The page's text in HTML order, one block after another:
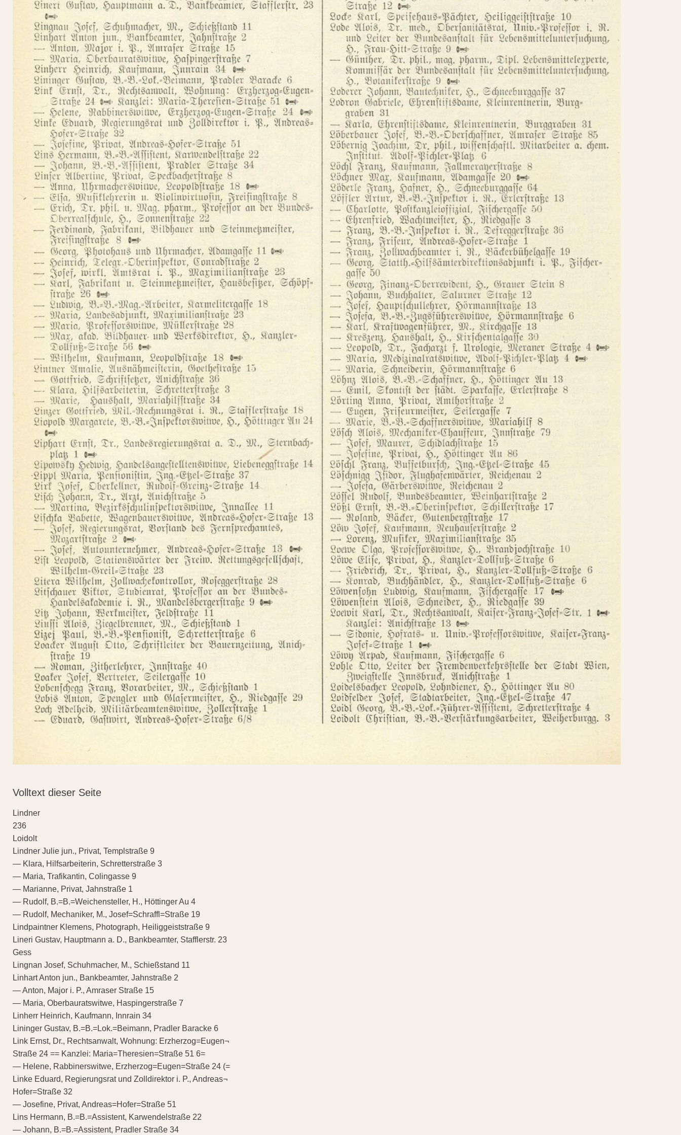
Volltext dieser Seite
Lindner
236
Loidolt
Lindner Julie jun., Privat, Templstraße 9
— Klara, Hilfsarbeiterin, Schretterstraße 3
— Maria, Trafikantin, Colingasse 9
— Marianne, Privat, Jahnstraße 1
— Rudolf, B.=B.=Weichensteller, H., Höttinger Au 4
— Rudolf, Mechaniker, M., Josef=Schraffl=Straße 19
Lindpaintner Klemens, Photograph, Heiliggeiststraße 9
Lineri Gustav, Hauptmann a. D., Bankbeamter, Stafflerstr. 23
Gess
Lingnan Josef, Schuhmacher, M., Schießstand 11
Linhart Anton jun., Bankbeamter, Jahnstraße 2
— Anton, Major i. P., Amraser Straße 15
— Maria, Oberbauratswitwe, Haspingerstraße 7
Linherr Heinrich, Kaufmann, Innrain 34
Lininger Gustav, B.=B.=Lok.=Beimann, Pradler Baracke 6
Link Ernst, Dr., Rechtsanwalt, Wohnung: Erzherzog=Eugen¬
Straße 24 == Kanzlei: Maria=Theresien=Straße 51 6=
— Helene, Rabbinerswitwe, Erzherzog=Eugen=Straße 24 (=
Linke Eduard, Regierungsrat und Zolldirektor i. P., Andreas¬
Hofer=Straße 32
— Josefine, Privat, Andreas=Hofer=Straße 51
Lins Hermann, B.=B.=Assistent, Karwendelstraße 22
— Johann, B.=B.=Assistent, Pradler Straße 34